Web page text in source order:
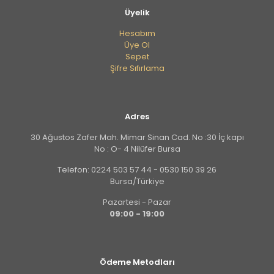
Üyelik
Hesabım
Üye Ol
Sepet
Şifre Sıfırlama
Adres
30 Ağustos Zafer Mah. Mimar Sinan Cad. No :30 İç kapı
No : O- 4 Nilüfer Bursa
Telefon: 0224 503 57 44 - 0530 150 39 26
Bursa/Türkiye
Pazartesi - Pazar
09:00 - 19:00
Ödeme Metodları